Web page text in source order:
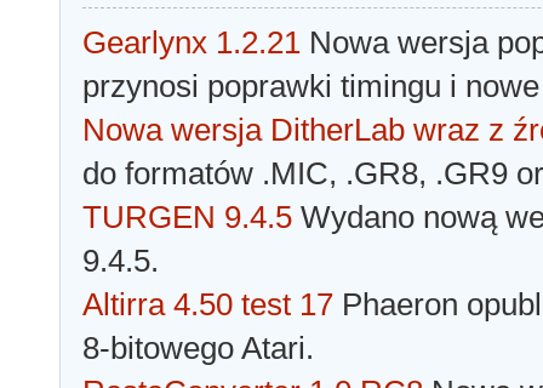
Gearlynx 1.2.21 Nowa wersja
przynosi poprawki timingu i
Nowa wersja DitherLab wraz z
do formatów .MIC, .GR8, .GR9
TURGEN 9.4.5 Wydano nową
9.4.5.
Altirra 4.50 test 17 Phaeron
8-bitowego Atari.